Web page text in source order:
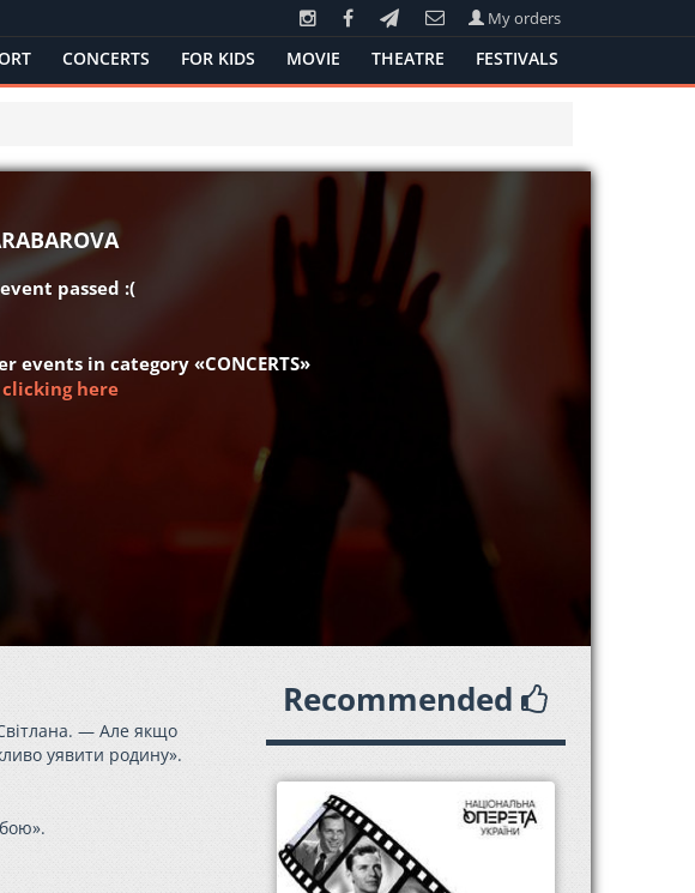
My orders
CONCERTS FOR KIDS MOVIE THEATRE FESTIVALS
passed :(
events in category «CONCERTS»
clicking here
— Але якщо
уявити родину».
Recommended